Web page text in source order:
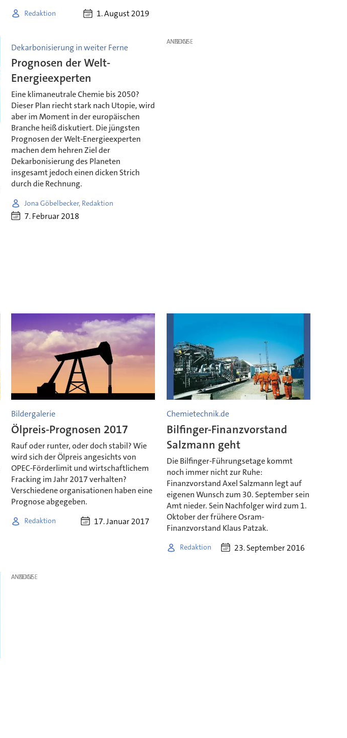
Redaktion 1. August 2019
Dekarbonisierung in weiter Ferne
Prognosen der Welt-
Energieexperten
Eine klimaneutrale Chemie bis 2050?
Dieser Plan riecht stark nach Utopie, wird
aber im Moment in der europäischen
Branche heiß diskutiert. Die jüngsten
Prognosen der Welt-Energieexperten
machen dem hehren Ziel der
Dekarbonisierung des Planeten
insgesamt jedoch einen dicken Strich
durch die Rechnung.
Jona Göbelbecker, Redaktion
7. Februar 2018
ANZEIGE
Bildergalerie
Ölpreis-Prognosen 2017
Rauf oder runter, oder doch stabil? Wie
wird sich der Ölpreis angesichts von
OPEC-Förderlimit und wirtschaftlichem
Fracking im Jahr 2017 verhalten?
Verschiedene organisationen haben eine
Prognose abgegeben.
Redaktion 17. Januar 2017
Chemietechnik.de
Bilfinger-Finanzvorstand
Salzmann geht
Die Bilfinger-Führungsetage kommt
noch immer nicht zur Ruhe:
Finanzvorstand Axel Salzmann legt auf
eigenen Wunsch zum 30. September sein
Amt nieder. Sein Nachfolger wird zum 1.
Oktober der frühere Osram-
Finanzvorstand Klaus Patzak.
Redaktion 23. September 2016
ANZEIGE